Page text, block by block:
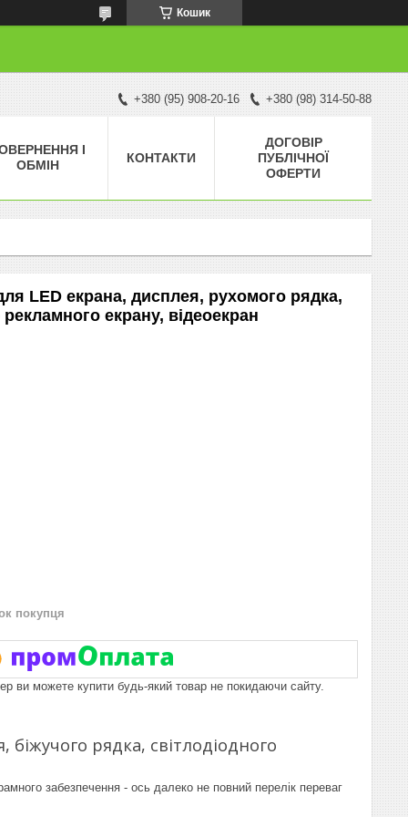
Кошик
+380 (95) 908-20-16 +380 (98) 314-50-88
І
ОБМІН
КОНТАКТИ
ДОГОВІР
ПУБЛІЧНОЇ
ОФЕРТИ
LED екрана, дисплея, рухомого рядка,
рекламного екрану, відеоекран
покупця
ви можете купити будь-який товар не покидаючи сайту.
рядка, світлодіодного
забезпечення - ось далеко не повний перелік переваг